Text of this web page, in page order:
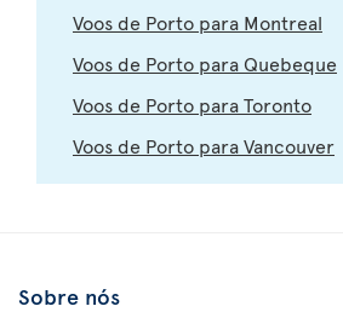
Voos de Porto para Montreal
Voos de Porto para Quebeque
Voos de Porto para Toronto
Voos de Porto para Vancouver
Sobre nós